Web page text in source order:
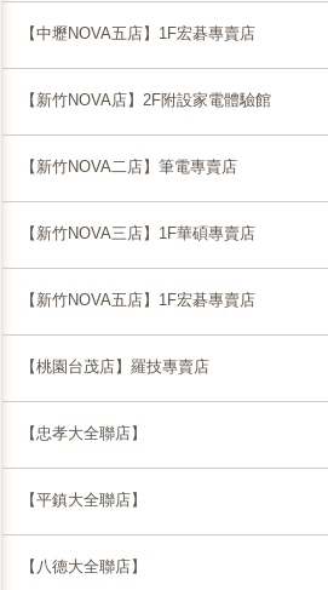
【中壢NOVA五店】1F宏碁專賣店
【新竹NOVA店】2F附設家電體驗館
【新竹NOVA二店】筆電專賣店
【新竹NOVA三店】1F華碩專賣店
【新竹NOVA五店】1F宏碁專賣店
【桃園台茂店】羅技專賣店
【忠孝大全聯店】
【平鎮大全聯店】
【八德大全聯店】